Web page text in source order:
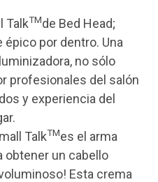
TalkTMde Bed Head;
épico por dentro. Una
no sólo
profesionales del salón
y experiencia del
TalkTMes el arma
obtener un cabello
Esta crema